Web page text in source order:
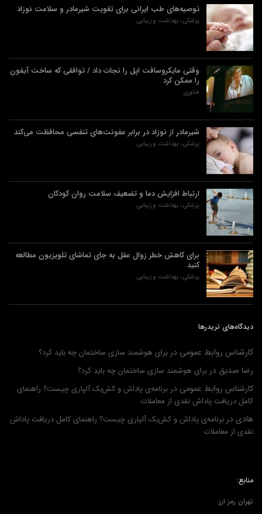
توصیه‌های طب ایرانی برای تقویت شیرمادر و سلامت نوزاد
پزشکی، بهداشت و زیبایی
وقتی مایکروسافت اپل را نجات داد / توافقی که ساخت آیفون
را ممکن کرد
فناوری
شیرمادر از نوزاد در برابر عفونت‌های تنفسی محافظت می‌کند
پزشکی، بهداشت و زیبایی
ارتباط افزایش دما و تضعیف سلامت روان کودکان
پزشکی، بهداشت و زیبایی
برای کاهش خطر زوال عقل به جای تماشای تلویزیون مطالعه
کنید
پزشکی، بهداشت و زیبایی
دیدگاه‌های تریدرها
کارشناس روابط عمومی در برای هوشمند سازی ساختمان چه باید کرد؟
رضا صدیق در برای هوشمند سازی ساختمان چه باید کرد؟
کارشناس روابط عمومی در برنامه‌ی پاداش و کش‌بک آلپاری چیست؟ راهنمای
کامل دریافت پاداش نقدی از معاملات
هادی در برنامه‌ی پاداش و کش‌بک آلپاری چیست؟ راهنمای کامل دریافت پاداش
نقدی از معاملات
منابع:
تهران رمز ارز